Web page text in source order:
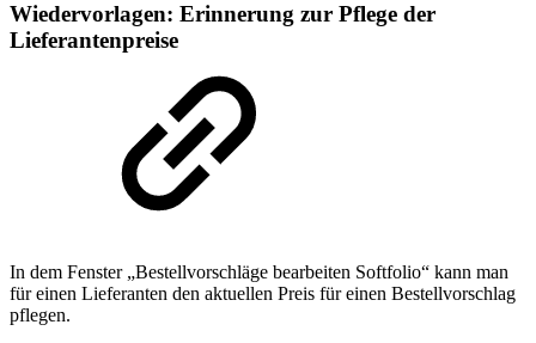
Wiedervorlagen: Erinnerung zur Pflege der
Lieferantenpreise
In dem Fenster „Bestellvorschläge bearbeiten Softfolio“ kann man
für einen Lieferanten den aktuellen Preis für einen Bestellvorschlag
pflegen.